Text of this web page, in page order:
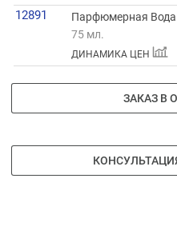
12891
Парфюмерная Вода
75 мл.
ДИНАМИКА ЦЕН
ЗАКАЗ В